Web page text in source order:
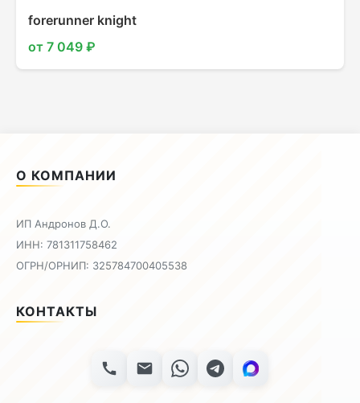
forerunner knight
от 7 049 ₽
О КОМПАНИИ
ИП Андронов Д.О.
ИНН: 781311758462
ОГРН/ОРНИП: 325784700405538
КОНТАКТЫ